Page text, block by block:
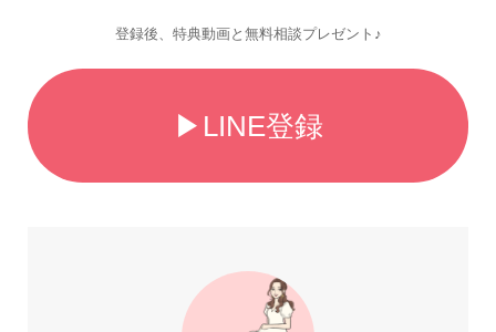
登録後、特典動画と無料相談プレゼント♪
▶LINE登録